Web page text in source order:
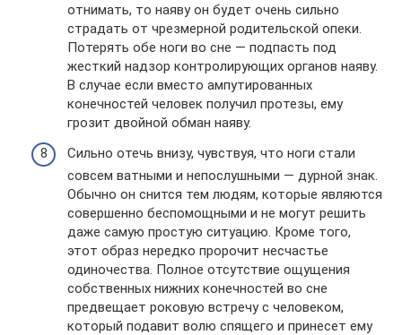
отнимать, то наяву он будет очень сильно
страдать от чрезмерной родительской опеки.
Потерять обе ноги во сне — подпасть под
жесткий надзор контролирующих органов наяву.
В случае если вместо ампутированных
конечностей человек получил протезы, ему
грозит двойной обман наяву.
Сильно отечь внизу, чувствуя, что ноги стали
совсем ватными и непослушными — дурной знак.
Обычно он снится тем людям, которые являются
совершенно беспомощными и не могут решить
даже самую простую ситуацию. Кроме того,
этот образ нередко пророчит несчастье
одиночества. Полное отсутствие ощущения
собственных нижних конечностей во сне
предвещает роковую встречу с человеком,
который подавит волю спящего и принесет ему